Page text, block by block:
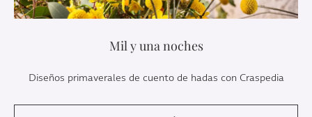
Mil y una noches
Diseños primaverales de cuento de hadas con Craspedia